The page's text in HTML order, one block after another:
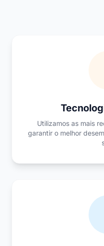
Utilizamos as mais
garantir o melhor